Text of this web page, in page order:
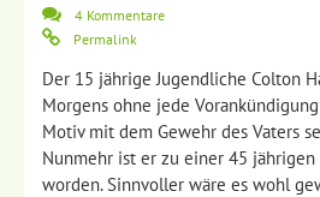
4 Kommentare
Permalink
Der 15 jährige Jugendliche Colton
Morgens ohne jede
Motiv mit dem Gewehr des Vaters
Nunmehr ist er zu einer 45
worden. Sinnvoller wäre es wohl